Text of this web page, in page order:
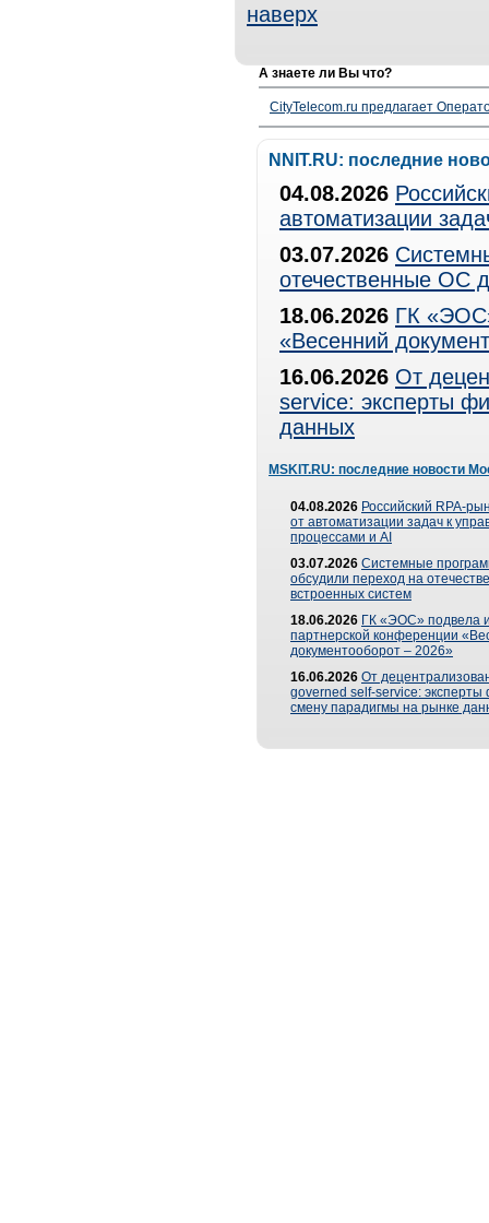
наверх
А знаете ли Вы что?
CityTelecom.ru предлагает
NNIT.RU: последние
04.08.2026
автоматизации
03.07.2026
отечественные ОС
18.06.2026 ГК
«Весенний
16.06.2026 От
service: эксперты
данных
MSKIT.RU: последние новости
04.08.2026 Российский RPA-
от автоматизации задач к
процессами и AI
03.07.2026 Системные
обсудили переход на
встроенных систем
18.06.2026 ГК «ЭОС» подвела
партнерской конференции
документооборот – 2026»
16.06.2026 От
governed self-service: эксперты
смену парадигмы на рынке